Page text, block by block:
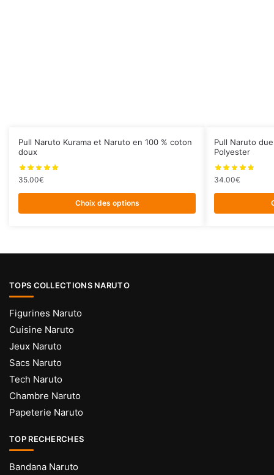
Pull Naruto Kurama et Naruto en 100 % coton
doux
35.00€
Choix des options
Ce
produit
a
plusieurs
Les
sur
page
du
produit
Pull Naruto
Polyester
34.00€
Ce
produit
a
plusieurs
Les
TOPS COLLECTIONS NARUTO
Figurines Naruto
Cuisine Naruto
Jeux Naruto
Sacs Naruto
Tech Naruto
Chambre Naruto
Papeterie Naruto
TOP RECHERCHES
Bandana Naruto